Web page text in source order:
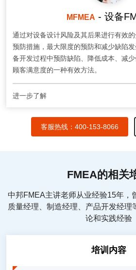
MFMEA - 设备
通过对设备设计风险及其后果进行有效
预防措施，最大限度的预防和减少缺陷
备开发过程中预防缺陷、降低成本、减
顾客满意度的一种有效方法。
进一步了解
客服热线：400-153-8066
FMEA的相关
中邦FMEA主讲老师从业经验15年，
质量经理、制造经理、产品开发经理
论和实践经验
培训内容